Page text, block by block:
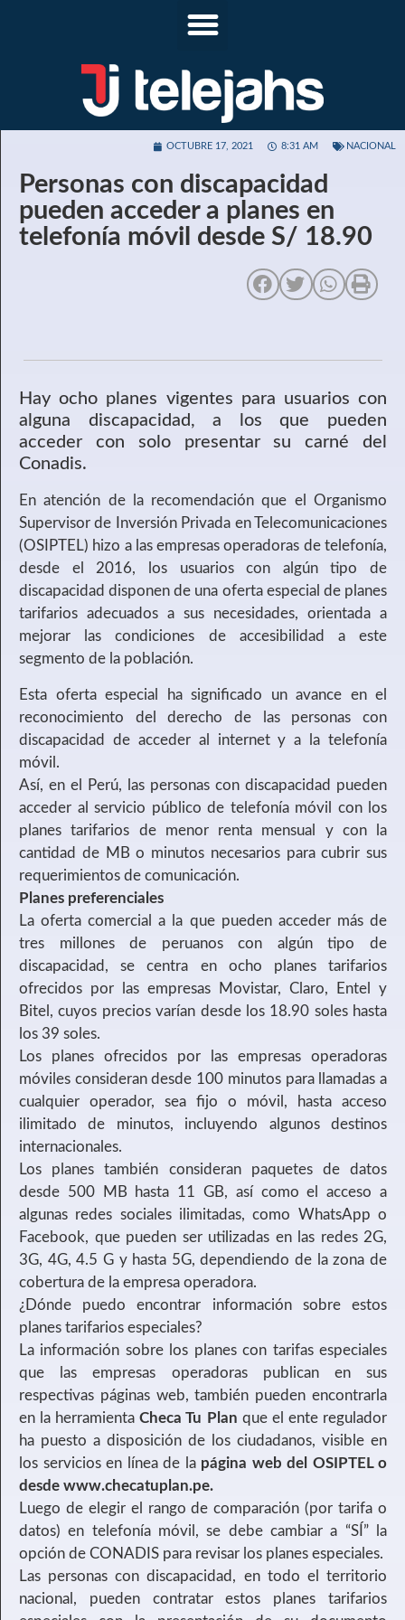
OCTUBRE 17, 2021 8:31 AM NACIONAL
Personas con discapacidad
pueden acceder a planes en
telefonía móvil desde S/ 18.90
Hay ocho planes vigentes para usuarios con
alguna discapacidad, a los que pueden
acceder con solo presentar su carné del
Conadis.
En atención de la recomendación que el Organismo
Supervisor de Inversión Privada en Telecomunicaciones
(OSIPTEL) hizo a las empresas operadoras de telefonía,
desde el 2016, los usuarios con algún tipo de
discapacidad disponen de una oferta especial de planes
tarifarios adecuados a sus necesidades, orientada a
mejorar las condiciones de accesibilidad a este
segmento de la población.
Esta oferta especial ha significado un avance en el
reconocimiento del derecho de las personas con
discapacidad de acceder al internet y a la telefonía
móvil.
Así, en el Perú, las personas con discapacidad pueden
acceder al servicio público de telefonía móvil con los
planes tarifarios de menor renta mensual y con la
cantidad de MB o minutos necesarios para cubrir sus
requerimientos de comunicación.
Planes preferenciales
La oferta comercial a la que pueden acceder más de
tres millones de peruanos con algún tipo de
discapacidad, se centra en ocho planes tarifarios
ofrecidos por las empresas Movistar, Claro, Entel y
Bitel, cuyos precios varían desde los 18.90 soles hasta
los 39 soles.
Los planes ofrecidos por las empresas operadoras
móviles consideran desde 100 minutos para llamadas a
cualquier operador, sea fijo o móvil, hasta acceso
ilimitado de minutos, incluyendo algunos destinos
internacionales.
Los planes también consideran paquetes de datos
desde 500 MB hasta 11 GB, así como el acceso a
algunas redes sociales ilimitadas, como WhatsApp o
Facebook, que pueden ser utilizadas en las redes 2G,
3G, 4G, 4.5 G y hasta 5G, dependiendo de la zona de
cobertura de la empresa operadora.
¿Dónde puedo encontrar información sobre estos
planes tarifarios especiales?
La información sobre los planes con tarifas especiales
que las empresas operadoras publican en sus
respectivas páginas web, también pueden encontrarla
en la herramientaCheca Tu Plan que el ente regulador
ha puesto a disposición de los ciudadanos, visible en
los servicios en línea de la página web del OSIPTEL o
desde www.checatuplan.pe.
Luego de elegir el rango de comparación (por tarifa o
datos) en telefonía móvil, se debe cambiar a “SÍ” la
opción de CONADIS para revisar los planes especiales.
Las personas con discapacidad, en todo el territorio
nacional, pueden contratar estos planes tarifarios